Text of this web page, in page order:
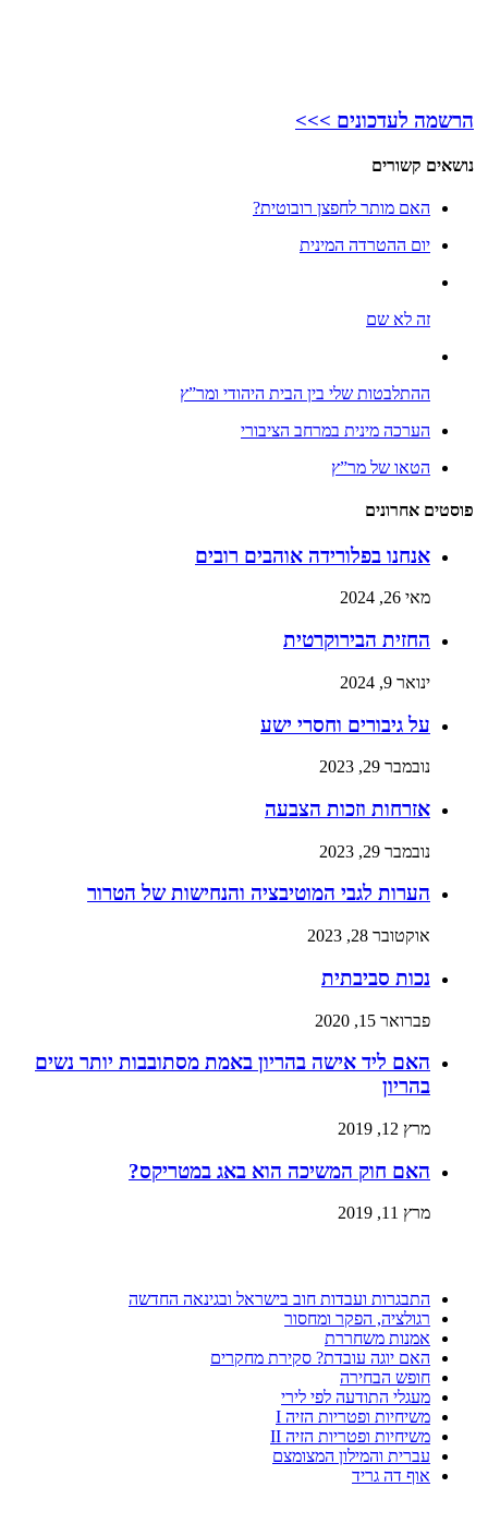
הרשמה לעדכונים >>>
נושאים קשורים
האם מותר לחפצן רובוטית?
יום ההטרדה המינית
זה לא שם
ההתלבטות שלי בין הבית היהודי ומר”ץ
הערכה מינית במרחב הציבורי
הטאו של מר”ץ
פוסטים אחרונים
אנחנו בפלורידה אוהבים רובים
מאי 26, 2024
החזית הבירוקרטית
ינואר 9, 2024
על גיבורים וחסרי ישע
נובמבר 29, 2023
אזרחות וזכות הצבעה
נובמבר 29, 2023
הערות לגבי המוטיבציה והנחישות של הטרור
אוקטובר 28, 2023
נכות סביבתית
פברואר 15, 2020
האם ליד אישה בהריון באמת מסתובבות יותר נשים
בהריון
מרץ 12, 2019
האם חוק המשיכה הוא באג במטריקס?
מרץ 11, 2019
התבגרות ועבדות חוב בישראל ובגינאה החדשה
רגולציה, הפקר ומחסור
אמנות משחררת
האם יוגה עובדת? סקירת מחקרים
חופש הבחירה
מעגלי התודעה לפי לירי
משיחיות ופטריות הזיה I
משיחיות ופטריות הזיה II
עברית והמילון המצומצם
אוף דה גריד